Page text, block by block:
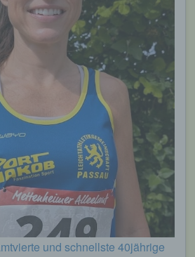
und schnellste 40jährige